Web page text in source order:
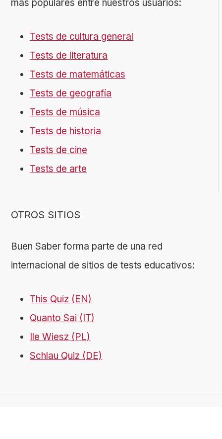
más populares entre nuestros usuarios:
Tests de cultura general
Tests de literatura
Tests de matemáticas
Tests de geografía
Tests de música
Tests de historia
Tests de cine
Tests de arte
OTROS SITIOS
Buen Saber forma parte de una red
internacional de sitios de tests educativos:
This Quiz (EN)
Quanto Sai (IT)
Ile Wiesz (PL)
Schlau Quiz (DE)